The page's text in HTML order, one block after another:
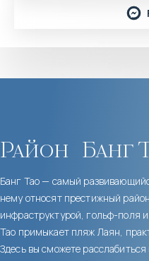
Район Банг
Банг Тао — самый
нему относят престижный
инфраструктурой, гольф-поля
Тао примыкает пляж Лаян,
Здесь вы сможете